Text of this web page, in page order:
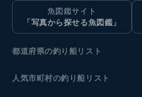
魚図鑑サイト
「写真から探せる魚図鑑」
都道府県の釣り船リスト
人気市町村の釣り船リスト